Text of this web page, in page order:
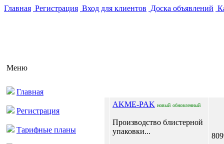
Главная Регистрация Вход для клиентов Доска объявлений
Меню
Главная
Регистрация
Тарифные планы
AKME-PAK новый обновленный
Производство блистерной
упаковки...